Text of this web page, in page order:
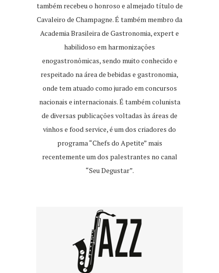
também recebeu o honroso e almejado título de
Cavaleiro de Champagne. É também membro da
Academia Brasileira de Gastronomia, expert e
habilidoso em harmonizações
enogastronômicas, sendo muito conhecido e
respeitado na área de bebidas e gastronomia,
onde tem atuado como jurado em concursos
nacionais e internacionais. É também colunista
de diversas publicações voltadas às áreas de
vinhos e food service, é um dos criadores do
programa “Chefs do Apetite” mais
recentemente um dos palestrantes no canal
“Seu Degustar”.